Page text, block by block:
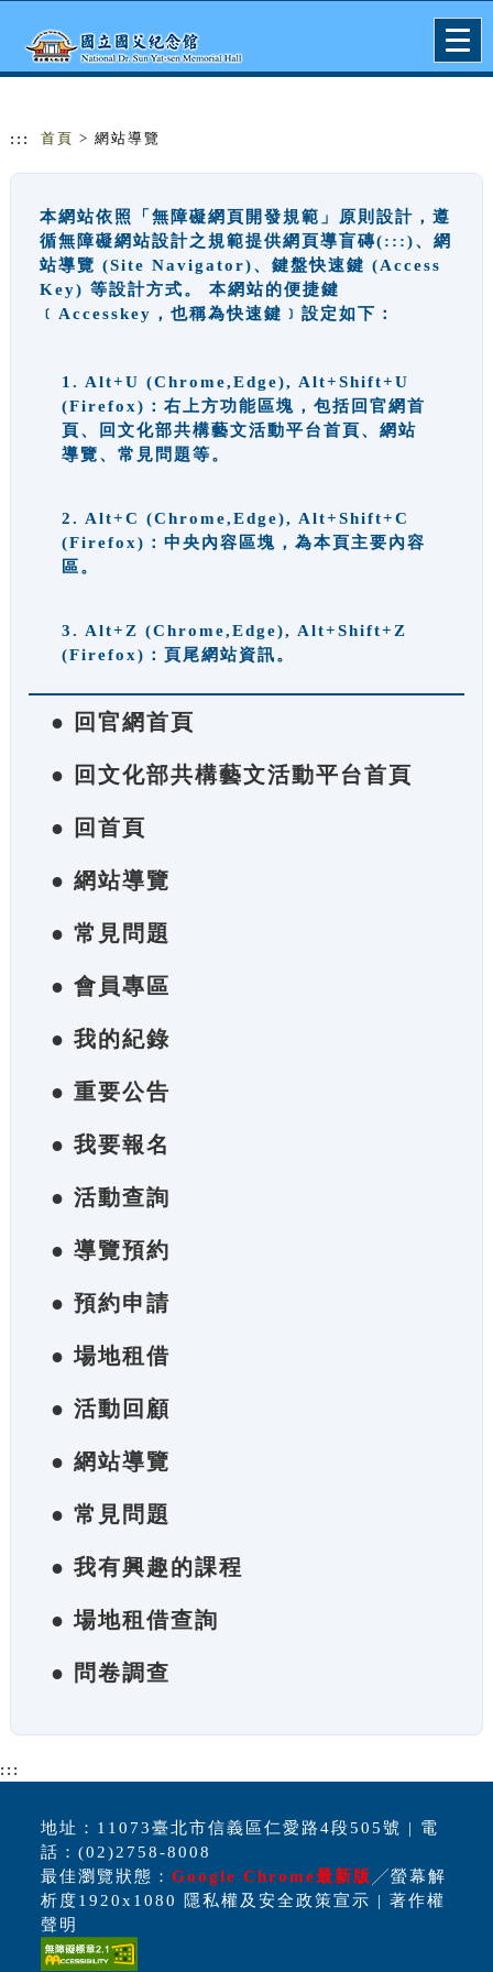
::: 首頁 > 網站導覽
本網站依照「無障礙網頁開發規範」原則設計，遵
循無障礙網站設計之規範提供網頁導盲磚(:::)、網
站導覽 (Site Navigator)、鍵盤快速鍵 (Access
Key) 等設計方式。 本網站的便捷鍵
﹝Accesskey，也稱為快速鍵﹞設定如下：
1. Alt+U (Chrome,Edge), Alt+Shift+U
(Firefox)：右上方功能區塊，包括回官網首
頁、回文化部共構藝文活動平台首頁、網站
導覽、常見問題等。
2. Alt+C (Chrome,Edge), Alt+Shift+C
(Firefox)：中央內容區塊，為本頁主要內容
區。
3. Alt+Z (Chrome,Edge), Alt+Shift+Z
(Firefox)：頁尾網站資訊。
● 回官網首頁
● 回文化部共構藝文活動平台首頁
● 回首頁
● 網站導覽
● 常見問題
● 會員專區
● 我的紀錄
● 重要公告
● 我要報名
● 活動查詢
● 導覽預約
● 預約申請
● 場地租借
● 活動回顧
● 網站導覽
● 常見問題
● 我有興趣的課程
● 場地租借查詢
● 問卷調查
:::
地址：11073臺北市信義區仁愛路4段505號 | 電
話：(02)2758-8008
最佳瀏覽狀態：Google Chrome最新版 ╱螢幕解
析度1920x1080 隱私權及安全政策宣示 | 著作權
聲明